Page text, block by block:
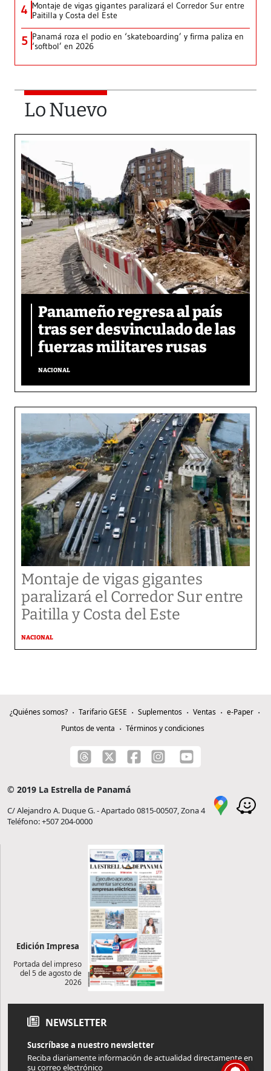
4 Montaje de vigas gigantes paralizará el Corredor Sur entre
Paitilla y Costa del Este
5 Panamá roza el podio en ‘skateboarding’ y firma paliza en
‘softbol’ en 2026
Lo Nuevo
Panameño regresa al país
tras ser desvinculado de las
fuerzas militares rusas
NACIONAL
Montaje de vigas gigantes
paralizará el Corredor Sur entre
Paitilla y Costa del Este
NACIONAL
¿Quiénes somos? Tarifario GESE Suplementos Ventas
e-Paper
Puntos de venta
Términos y condiciones
© 2019 La Estrella de Panamá
C/ Alejandro A. Duque G. - Apartado 0815-00507, Zona 4
Teléfono: +507 204-0000
Edición Impresa
Portada del impreso
del 5 de agosto de
2026
NEWSLETTER
Suscríbase a nuestro newsletter
Reciba diariamente información de actualidad directamente en
su correo electrónico